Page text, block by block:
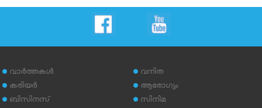
വാര്‍ത്തകള്‍
കരിയര്‍
ബിസിനസ്
വനിത
ആരോഗ്യം
സിനിമ